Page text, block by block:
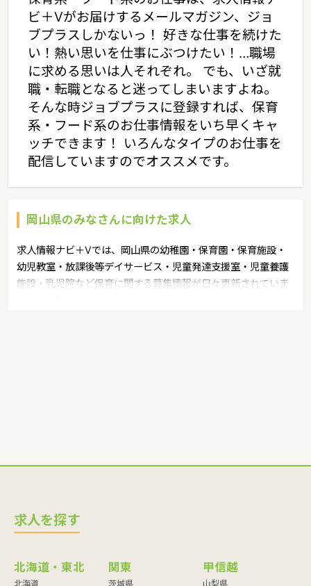
ビ＋Vがお届けするメールマガジン、ジョ
ブプラスしかないっ！ 好きな仕事を続けた
い！熱い思いを仕事にぶつけたい！…職場
に求める思いは人それぞれ。 でも、いざ就
職・転職となると迷ってしまいますよね。
そんな時ジョブプラスに登録すれば、保育
系・フード系のお仕事情報をいち早くキャ
ッチできます！ いろんなタイプのお仕事を
配信していますのでオススメです。
岡山県のみなさんに向けた求人
求人情報ナビ＋Vでは、岡山県の幼稚園・保育園・保育施設・
幼児教室・放課後等デイサービス・児童発達支援室・児童養護
施設・乳児院など保育に関する募集情報が日々更新されていま
求人を探す
北海道・東北
北海道
関東
茨城県
甲信越
山梨県